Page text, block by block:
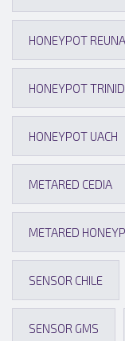
HONEYPOT REUNA
HONEYPOT
HONEYPOT UACH
METARED CEDIA
METARED
SENSOR CHILE
SENSOR GMS